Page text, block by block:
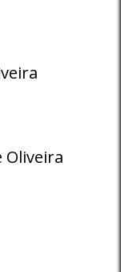
Oliveira